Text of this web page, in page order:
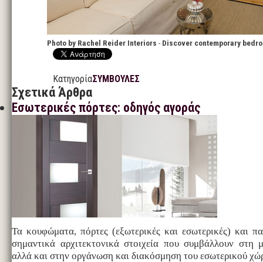
Photo by Rachel Reider Interiors - Discover contemporary
ΚατηγορίαΣΥΜΒΟΥΛΕΣ
Σχετικά Άρθρα
Εσωτερικές πόρτες: οδηγός αγοράς
Τα κουφώματα, πόρτες (εξωτερικές και εσωτερικές) και
σημαντικά αρχιτεκτονικά στοιχεία που συμβάλλουν στη
αλλά και στην οργάνωση και διακόσμηση του εσωτερικού